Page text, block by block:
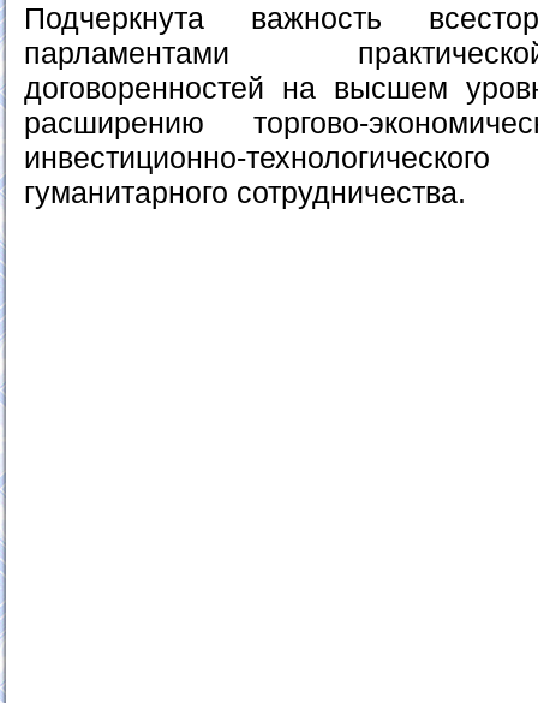
Подчеркнута важность
парламентами
договоренностей на высшем
расширению торгово-
инвестиционно-
гуманитарного сотрудничества.